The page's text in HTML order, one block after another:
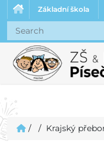
Základní škola
/ / Krajský